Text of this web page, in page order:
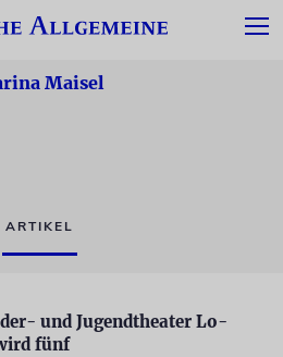
Maisel
ARTIKEL
und Jugendtheater Lo-
fünf